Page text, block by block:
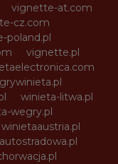
vignette-at.com
cz.com
poland.pl
vignette.pl
winieta-litwa.pl
wegry.pl
winietaaustria.pl